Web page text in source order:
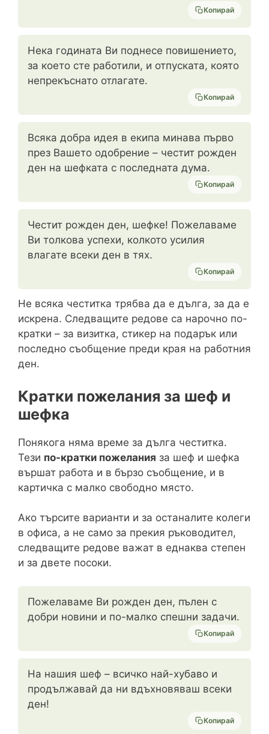
Копирай
Нека годината Ви поднесе повишението,
за което сте работили, и отпуската, която
непрекъснато отлагате.
Копирай
Всяка добра идея в екипа минава първо
през Вашето одобрение – честит рожден
ден на шефката с последната дума.
Копирай
Честит рожден ден, шефке! Пожелаваме
Ви толкова успехи, колкото усилия
влагате всеки ден в тях.
Копирай
Не всяка честитка трябва да е дълга, за да е
искрена. Следващите редове са нарочно по-
кратки – за визитка, стикер на подарък или
последно съобщение преди края на работния
ден.
Кратки пожелания за шеф и
шефка
Понякога няма време за дълга честитка.
Тези по-кратки пожелания за шеф и шефка
вършат работа и в бързо съобщение, и в
картичка с малко свободно място.
Ако търсите варианти и за останалите колеги
в офиса, а не само за прекия ръководител,
следващите редове важат в еднаква степен
и за двете посоки.
Пожелаваме Ви рожден ден, пълен с
добри новини и по-малко спешни задачи.
Копирай
На нашия шеф – всичко най-хубаво и
продължавай да ни вдъхновяваш всеки
ден!
Копирай